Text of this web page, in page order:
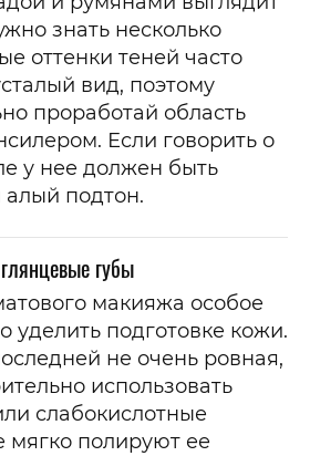
знать несколько
оттенки теней часто
вид, поэтому
проработай область
Если говорить о
у нее должен быть
подтон.
губы
макияжа особое
уделить подготовке кожи.
не очень ровная,
использовать
слабокислотные
мягко полируют ее